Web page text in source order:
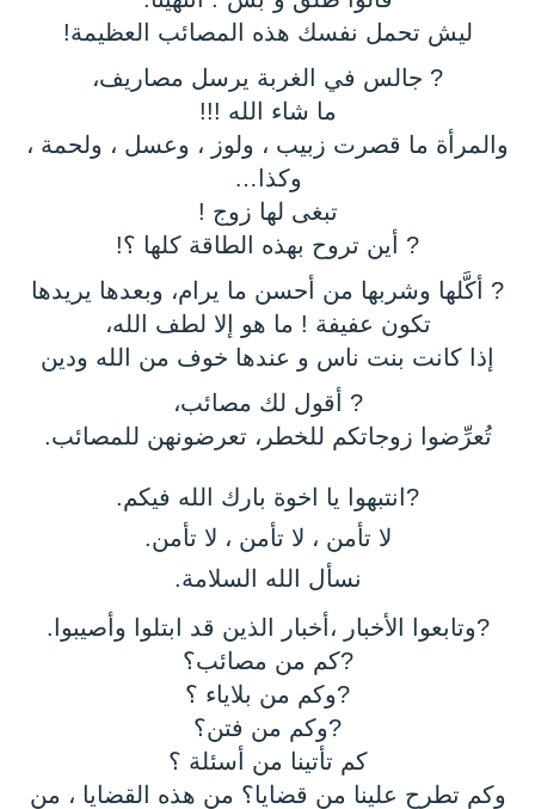
ليش تحمل نفسك هذه المصائب العظيمة!
? جالس في الغربة يرسل مصاريف،
ما شاء الله !!!
والمرأة ما قصرت زبيب ، ولوز ، وعسل ، ولحمة ،
وكذا…
تبغى لها زوج !
? أين تروح بهذه الطاقة كلها ؟!
? أكَّلها وشربها من أحسن ما يرام، وبعدها يريدها
تكون عفيفة ! ما هو إلا لطف الله،
إذا كانت بنت ناس و عندها خوف من الله ودين
? أقول لك مصائب،
تُعرِّضوا زوجاتكم للخطر، تعرضونهن للمصائب.
?انتبهوا يا اخوة بارك الله فيكم.
لا تأمن ، لا تأمن ، لا تأمن.
نسأل الله السلامة.
?وتابعوا الأخبار ،أخبار الذين قد ابتلوا وأصيبوا.
?كم من مصائب؟
?وكم من بلاياء ؟
?وكم من فتن؟
كم تأتينا من أسئلة ؟
وكم تطرح علينا من قضايا؟ من هذه القضايا ، من